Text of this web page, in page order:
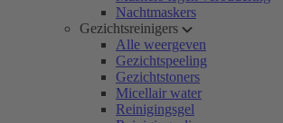
Nachtmaskers
Gezichtsreinigers
Alle weergeven
Gezichtspeeling
Gezichtstoners
Micellair water
Reinigingsgel